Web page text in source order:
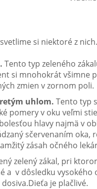
si niektoré z nich.
Tento typ zeleného
si mnohokrát všimne
zmien v zornom poli.
uhlom. Tento typ
pomery v oku veľmi
hlavy najmä v
sčervenaním oka,
zásah očného
zelený zákal, pri
v dôsledku vysokého
je plačlivé.